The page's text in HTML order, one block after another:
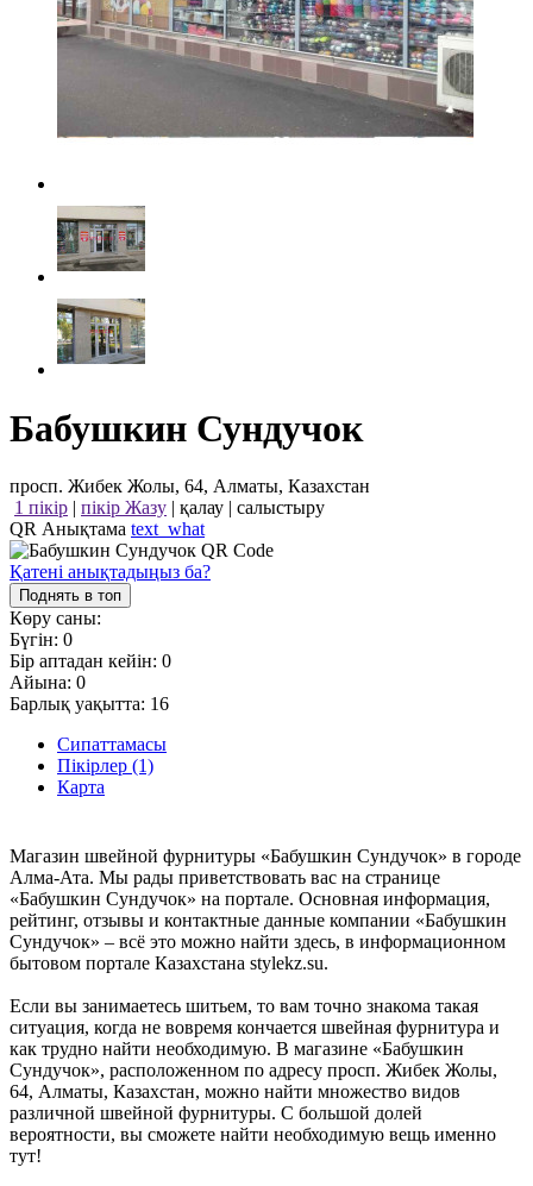
Бабушкин Сундучок
просп. Жибек Жолы, 64, Алматы, Казахстан
1 пікір | пікір Жазу | қалау | салыстыру
QR Анықтама text_what
Қатені анықтадыңыз ба?
Поднять в топ
Көру саны:
Бүгін: 0
Бір аптадан кейін: 0
Айына: 0
Барлық уақытта: 16
Сипаттамасы
Пікірлер (1)
Карта
Магазин швейной фурнитуры «Бабушкин Сундучок» в городе
Алма-Ата. Мы рады приветствовать вас на странице
«Бабушкин Сундучок» на портале. Основная информация,
рейтинг, отзывы и контактные данные компании «Бабушкин
Сундучок» – всё это можно найти здесь, в информационном
бытовом портале Казахстана stylekz.su.
Если вы занимаетесь шитьем, то вам точно знакома такая
ситуация, когда не вовремя кончается швейная фурнитура и
как трудно найти необходимую. В магазине «Бабушкин
Сундучок», расположенном по адресу просп. Жибек Жолы,
64, Алматы, Казахстан, можно найти множество видов
различной швейной фурнитуры. С большой долей
вероятности, вы сможете найти необходимую вещь именно
тут!